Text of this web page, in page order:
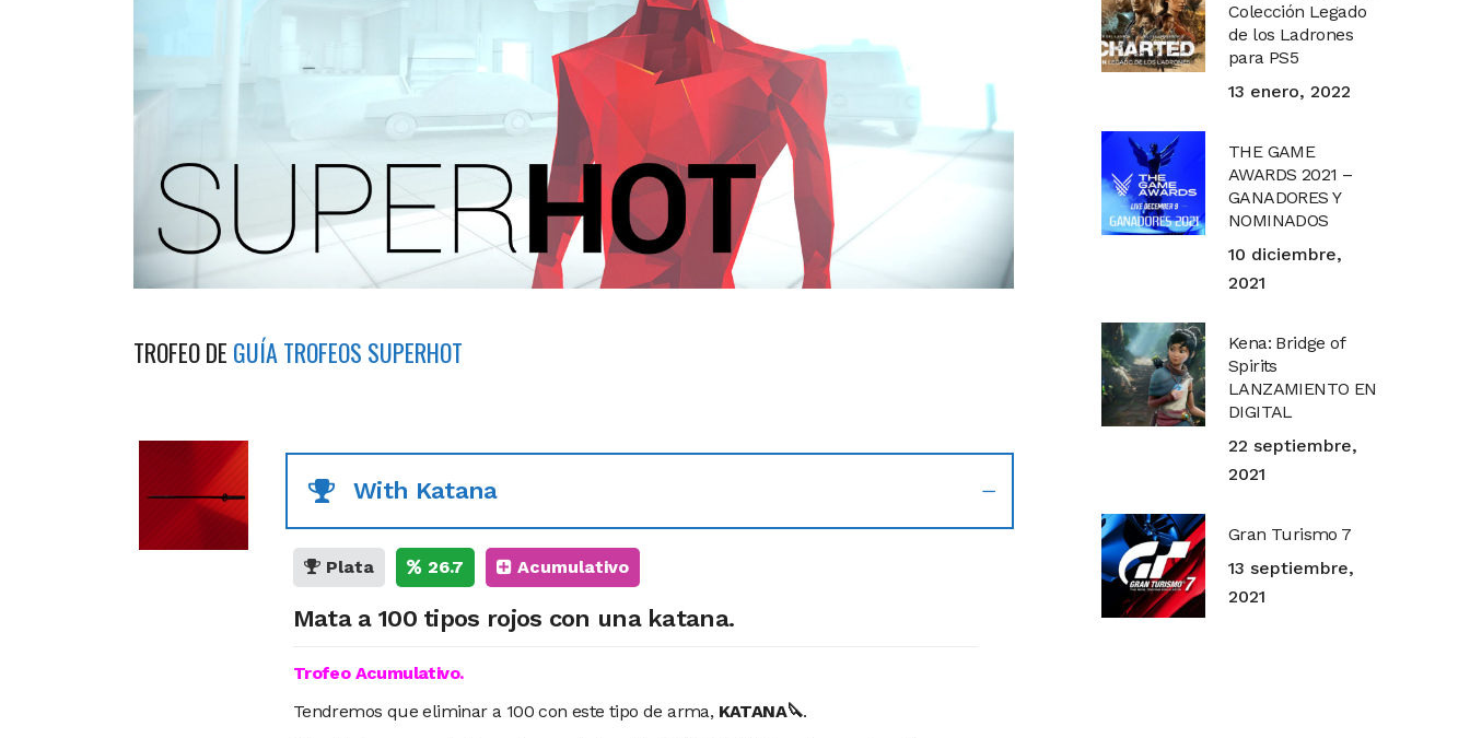
TROFEO DE GUÍA TROFEOS SUPERHOT
With Katana
Plata 26.7 Acumulativo
Mata a 100 tipos rojos con una katana.
Trofeo Acumulativo.
Tendremos que eliminar a 100 con este tipo de arma, KATANA🔪.
Colección Legado
de los Ladrones
para PS5
13 enero, 2022
THE GAME
AWARDS 2021 –
GANADORES Y
NOMINADOS
10 diciembre,
2021
Kena: Bridge of
Spirits
LANZAMIENTO EN
DIGITAL
22 septiembre,
2021
Gran Turismo 7
13 septiembre,
2021